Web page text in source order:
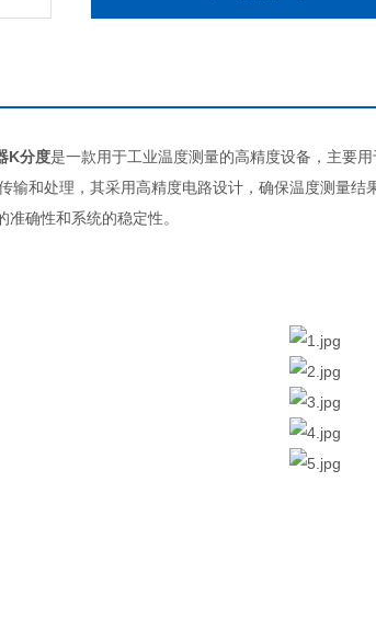
K分度是一款用于工业温度测量的高精度设备，主要
输和处理，其采用高精度电路设计，确保温度测量
确性和系统的稳定性。